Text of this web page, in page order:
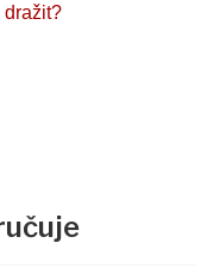
dražit?